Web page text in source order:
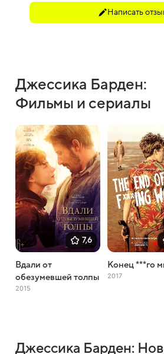
Написать
Джессика Барден:
Фильмы и сериалы
7,6
Вдали от
обезумевшей толпы
2015
Конец ***го
2017
Джессика Барден: